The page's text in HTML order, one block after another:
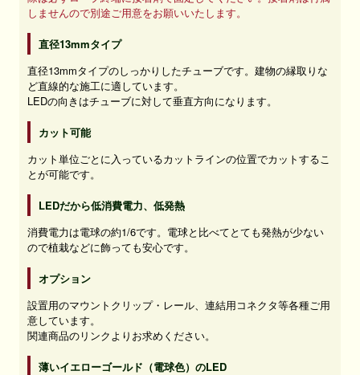
しませんので別途ご用意をお願いいたします。
直径13mmタイプ
直径13mmタイプのしっかりしたチューブです。建物の縁取りな
ど直線的な施工に適しています。
LEDの向きはチューブに対して垂直方向になります。
カット可能
カット単位ごとに入っているカットラインの位置でカットするこ
とが可能です。
LEDだから低消費電力、低発熱
消費電力は電球の約1/6です。電球と比べてとても発熱が少ない
ので植栽などに飾っても安心です。
オプション
設置用のマウントクリップ・レール、連結用コネクタ等各種ご用
意しています。
関連商品のリンクよりお求めください。
薄いイエローゴールド（電球色）のLED